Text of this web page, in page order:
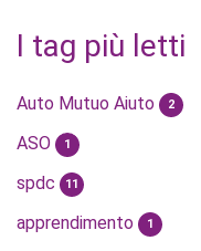
I tag più letti
Auto Mutuo Aiuto 2
ASO 1
spdc 11
apprendimento 1